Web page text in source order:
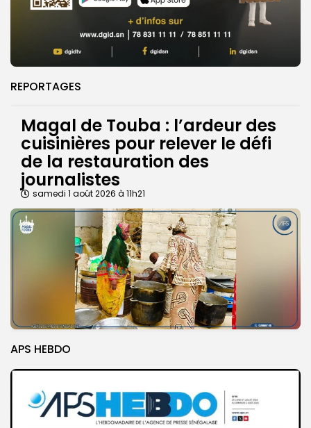
REPORTAGES
Magal de Touba : l’ardeur des
cuisinières pour relever le défi
de la restauration des
journalistes
samedi 1 août 2026 à 11h21
APS HEBDO